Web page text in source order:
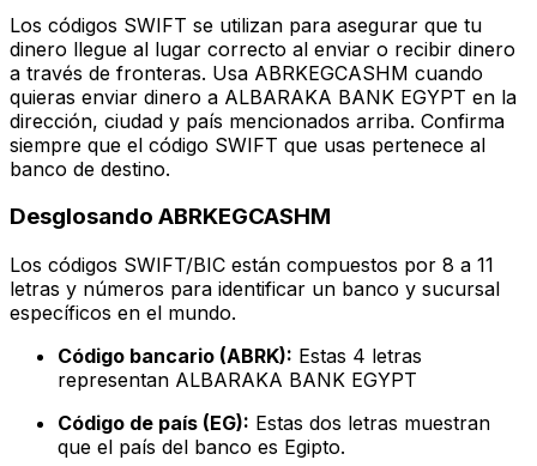
Los códigos SWIFT se utilizan para asegurar que tu
dinero llegue al lugar correcto al enviar o recibir dinero
a través de fronteras. Usa ABRKEGCASHM cuando
quieras enviar dinero a ALBARAKA BANK EGYPT en la
dirección, ciudad y país mencionados arriba. Confirma
siempre que el código SWIFT que usas pertenece al
banco de destino.
Desglosando ABRKEGCASHM
Los códigos SWIFT/BIC están compuestos por 8 a 11
letras y números para identificar un banco y sucursal
específicos en el mundo.
Código bancario (ABRK): Estas 4 letras
representan ALBARAKA BANK EGYPT
Código de país (EG): Estas dos letras muestran
que el país del banco es Egipto.